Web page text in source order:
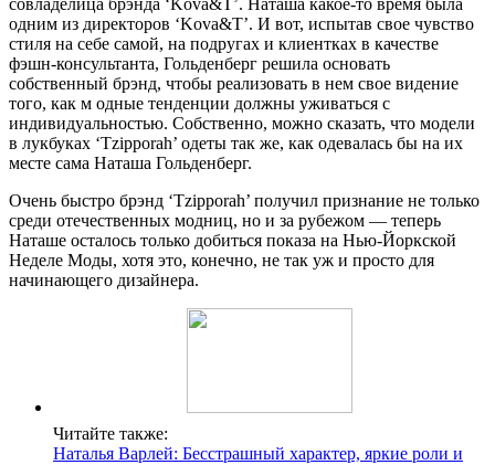
совладелица брэнда ‘Kova&T’. Наташа какое-то время была
одним из директоров ‘Kova&T’. И вот, испытав свое чувство
стиля на себе самой, на подругах и клиентках в качестве
фэшн-консультанта, Гольденберг решила основать
собственный брэнд, чтобы реализовать в нем свое видение
того, как м одные тенденции должны уживаться с
индивидуальностью. Собственно, можно сказать, что модели
в лукбуках ‘Tzipporah’ одеты так же, как одевалась бы на их
месте сама Наташа Гольденберг.
Очень быстро брэнд ‘Tzipporah’ получил признание не только
среди отечественных модниц, но и за рубежом — теперь
Наташе осталось только добиться показа на Нью-Йоркской
Неделе Моды, хотя это, конечно, не так уж и просто для
начинающего дизайнера.
Читайте также:
Наталья Варлей: Бесстрашный характер, яркие роли и